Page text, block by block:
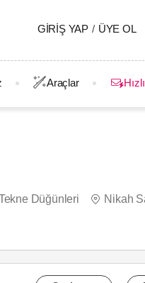
GIRIŞ YAP / ÜYE OL
Araçlar
Düğünleri
Nikah